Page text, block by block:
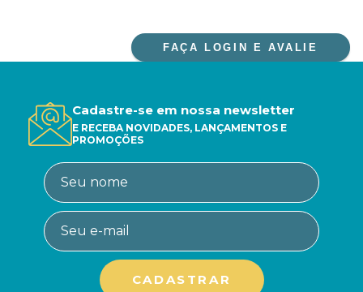
FAÇA LOGIN E AVALIE
Cadastre-se em nossa newsletter
E RECEBA NOVIDADES, LANÇAMENTOS E
PROMOÇÕES